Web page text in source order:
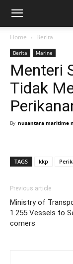
Home Berita
Berita Marine
Menteri
Tidak
By nusantara maritime
TAGS kkp
Previous article
Ministry of
1.255 Vessels to
comers